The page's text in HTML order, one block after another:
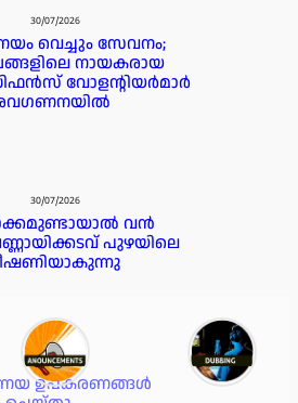
30/07/2026
വെച്ചും സേവനം;
നായകരായ
വോളന്റിയർമാർ
30/07/2026
വൻ
പുഴയിലെ
30/07/2026
ഉപകരണങ്ങൾ